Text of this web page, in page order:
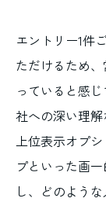
エントリー1件
ただけるため
っていると感
社への深い理解
上位表示オプ
プといった画
し、どのよう